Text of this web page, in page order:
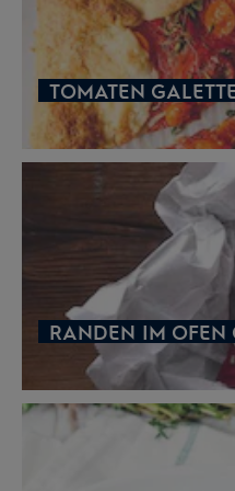
TOMATEN
RANDEN IM OFEN